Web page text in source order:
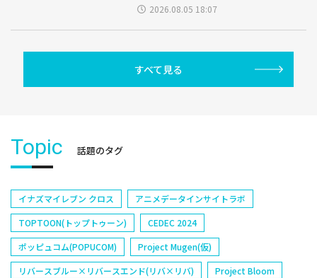
2026.08.05 18:07
すべて見る
Topic 話題のタグ
イナズマイレブン クロス
アニメデータインサイトラボ
TOPTOON(トップトゥーン)
CEDEC 2024
ポッピュコム(POPUCOM)
Project Mugen(仮)
リバースブルー×リバースエンド(リバ×リバ)
Project Bloom